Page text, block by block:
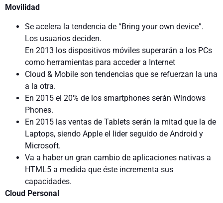
Movilidad
Se acelera la tendencia de “Bring your own device”.
Los usuarios deciden.
En 2013 los dispositivos móviles superarán a los PCs
como herramientas para acceder a Internet
Cloud & Mobile son tendencias que se refuerzan la una
a la otra.
En 2015 el 20% de los smartphones serán Windows
Phones.
En 2015 las ventas de Tablets serán la mitad que la de
Laptops, siendo Apple el lider seguido de Android y
Microsoft.
Va a haber un gran cambio de aplicaciones nativas a
HTML5 a medida que éste incrementa sus
capacidades.
Cloud Personal